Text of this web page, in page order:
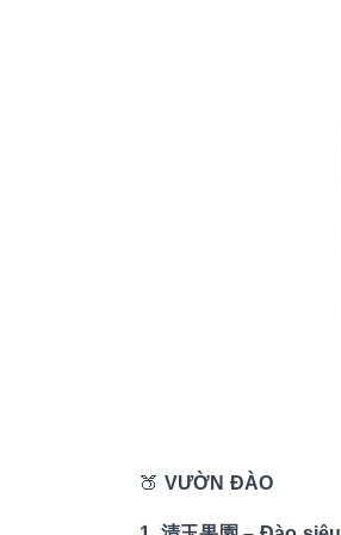
🍑 VƯỜN ĐÀO